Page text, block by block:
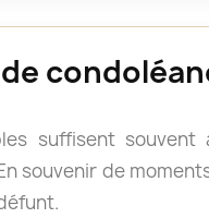
suffisent
souvenir de